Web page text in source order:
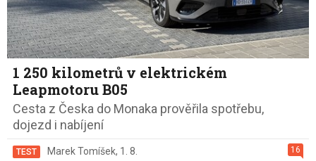
1 250 kilometrů v elektrickém
Leapmotoru B05
Cesta z Česka do Monaka prověřila spotřebu,
dojezd i nabíjení
16
TEST Marek Tomíšek, 1. 8.